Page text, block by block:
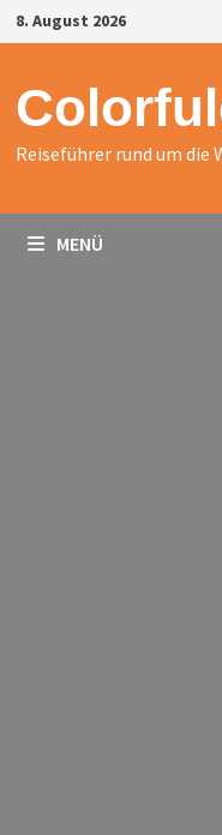
Zurück
zum
8. August 2026
Reiseführer rund um die
MENÜ